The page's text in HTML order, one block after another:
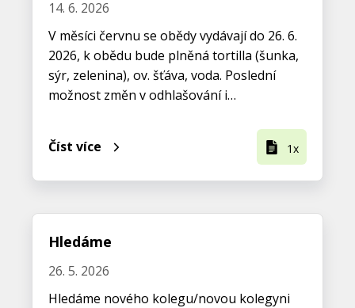
14. 6. 2026
V měsíci červnu se obědy vydávají do 26. 6.
2026, k obědu bude plněná tortilla (šunka,
sýr, zelenina), ov. šťáva, voda. Poslední
možnost změn v odhlašování i…
Číst více 1x
Hledáme
26. 5. 2026
Hledáme nového kolegu/novou kolegyni